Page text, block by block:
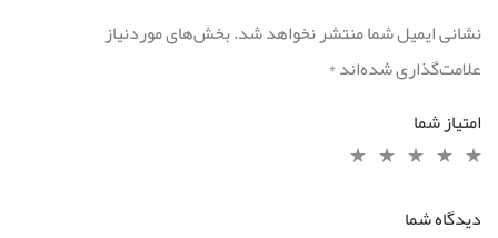
نشانی ایمیل شما منتشر نخواهد شد.بخش‌های موردنیاز
علامت‌گذاری شده‌اند*
امتیاز شما
دیدگاه شما